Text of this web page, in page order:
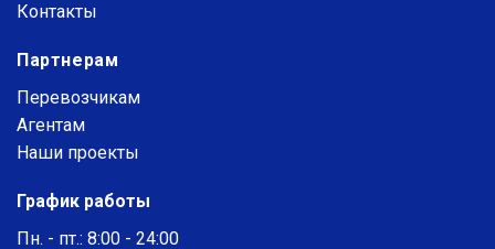
Контакты
Партнерам
Перевозчикам
Агентам
Наши проекты
График работы
Пн. - пт.: 8:00 - 24:00